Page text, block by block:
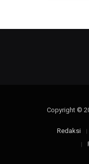
Copyright ©
Redaksi